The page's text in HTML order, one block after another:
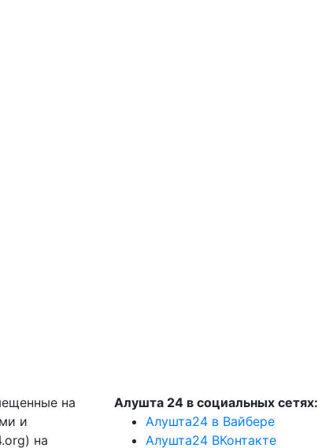
на
и
на
Алушта 24 в социальных сетях:
Алушта24 в Вайбере
Алушта24 ВКонтакте